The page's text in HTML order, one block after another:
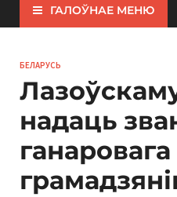
ГАЛОЎНАЕ МЕНЮ
БЕЛАРУСЬ
надаць
ганаровага